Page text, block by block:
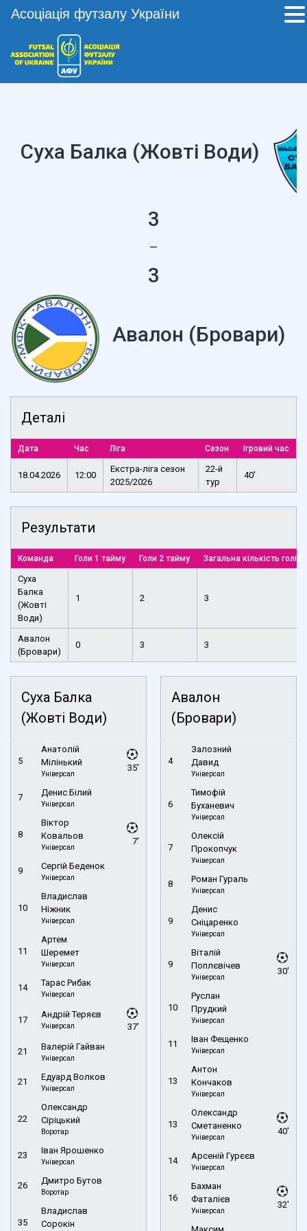
Суха Балка (Жовті Води)
3
—
3
Авалон (Бровари)
Деталі
Дата Час Ліга Сезон Ігровий час
18.04.2026 12:00
Екстра-ліга сезон
2025/2026
22-й
тур
40'
Результати
Команда Голи 1 тайму Голи 2 тайму Загальна кількість голів
Суха
Балка
(Жовті
Води)
1 2 3
Авалон
(Бровари)
0 3 3
Суха Балка
(Жовті Води)
5
Анатолій
Мілінький
Універсал
35'
7 Денис Білий
Універсал
8
Віктор
Ковальов
Універсал
7'
9 Сергій Беденок
Універсал
10
Владислав
Ніжник
Універсал
11
Артем
Шеремет
Універсал
14 Тарас Рибак
Універсал
17
Андрій Теряєв
Універсал 37'
21 Валерій Гайван
Універсал
21 Едуард Волков
Універсал
22
Олександр
Сіріцький
Воротар
23 Іван Ярошенко
Універсал
26 Дмитро Бутов
Воротар
35
Владислав
Сорокін
Авалон
(Бровари)
4
Залозний
Давид
Універсал
6
Тимофій
Буханевич
Універсал
7
Олексій
Прокопчук
Універсал
8 Роман Гураль
Універсал
9
Денис
Сніцаренко
Універсал
9
Віталій
Поплєвічев
Універсал
30'
10
Руслан
Прудкий
Універсал
11 Іван Фещенко
Універсал
13
Антон
Кончаков
Універсал
13
Олександр
Сметаненко
Універсал
40'
14 Арсеній Гурєєв
Універсал
16
Бахман
Фаталієв
Універсал
32'
Асоціація футзалу України